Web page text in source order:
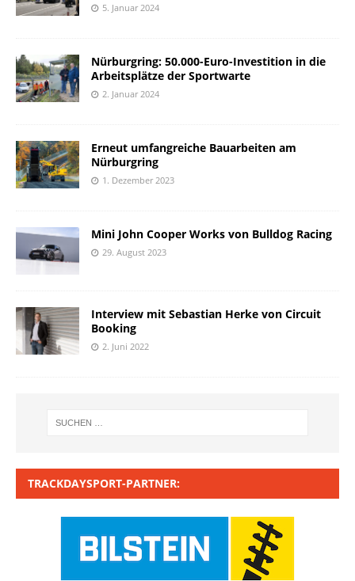
5. Januar 2024
Nürburgring: 50.000-Euro-Investition in die
Arbeitsplätze der Sportwarte
2. Januar 2024
Erneut umfangreiche Bauarbeiten am
Nürburgring
1. Dezember 2023
Mini John Cooper Works von Bulldog Racing
29. August 2023
Interview mit Sebastian Herke von Circuit
Booking
2. Juni 2022
TRACKDAYSPORT-PARTNER: